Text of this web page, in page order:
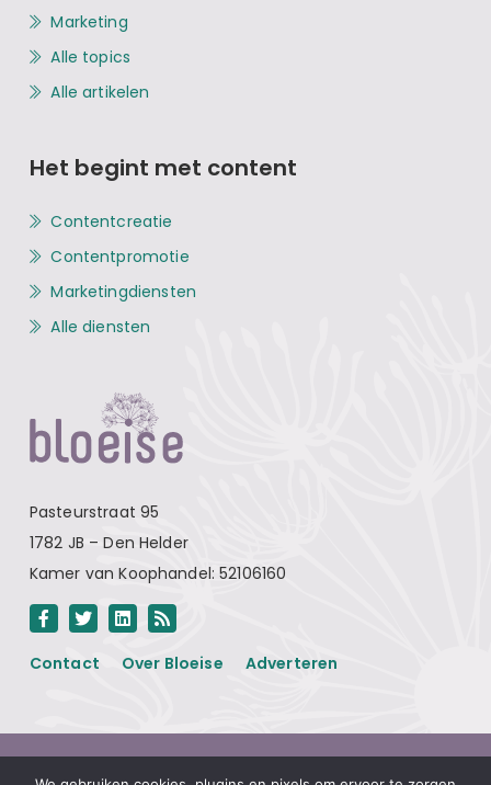
Pasteurstraat 95
1782 JB – Den Helder
Kamer van Koophandel: 52106160
Contact Over Bloeise Adverteren
Marketing
Alle topics
Alle artikelen
Het begint met content
Contentcreatie
Contentpromotie
Marketingdiensten
Alle diensten
Algemene voorwaarden